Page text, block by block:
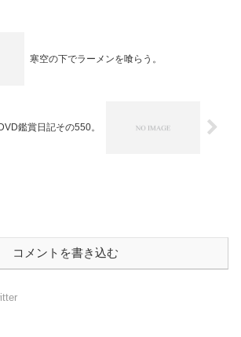
寒空の下でラーメンを喰らう。
鑑賞日記その550。
コメントを書き込む